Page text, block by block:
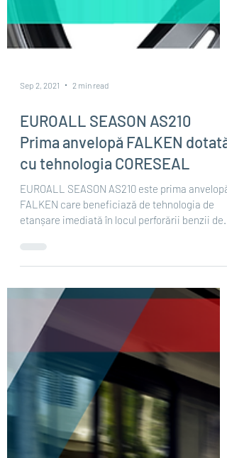
EUROALL SEASON AS210
cu tehnologia CORESEAL
FALKEN care beneficiază de tehnologia de
etanșare imediată în locul perforării benzii de
rulare,...